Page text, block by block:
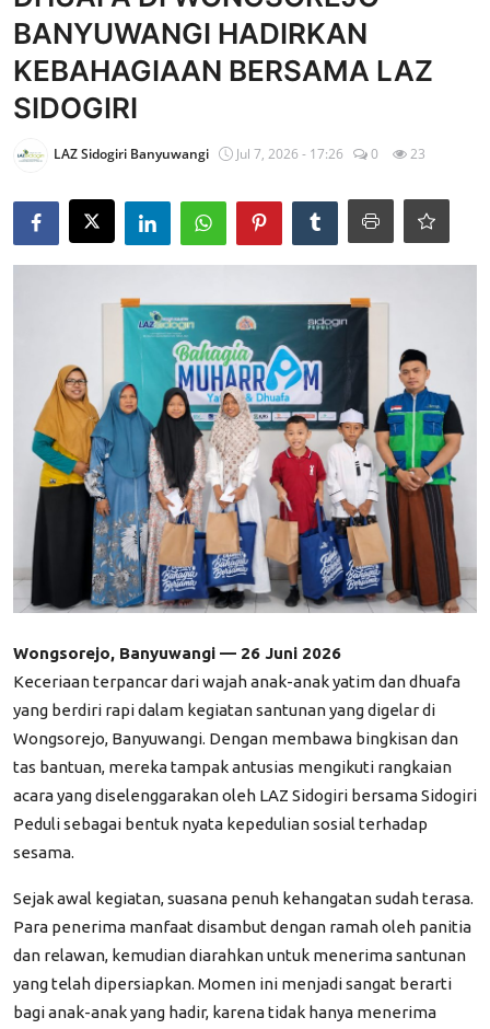
Edukasi ZIS
Contact
Majalah
Donasi
BANYUWANGI HADIRKAN
KEBAHAGIAAN BERSAMA LAZ
SIDOGIRI
LAZ Sidogiri Banyuwangi Jul 7, 2026 - 17:26 0 23
Wongsorejo, Banyuwangi — 26 Juni 2026
Keceriaan terpancar dari wajah anak-anak yatim dan dhuafa
yang berdiri rapi dalam kegiatan santunan yang digelar di
Wongsorejo, Banyuwangi. Dengan membawa bingkisan dan
tas bantuan, mereka tampak antusias mengikuti rangkaian
acara yang diselenggarakan oleh LAZ Sidogiri bersama Sidogiri
Peduli sebagai bentuk nyata kepedulian sosial terhadap
sesama.
Sejak awal kegiatan, suasana penuh kehangatan sudah terasa.
Para penerima manfaat disambut dengan ramah oleh panitia
dan relawan, kemudian diarahkan untuk menerima santunan
yang telah dipersiapkan. Momen ini menjadi sangat berarti
bagi anak-anak yang hadir, karena tidak hanya menerima